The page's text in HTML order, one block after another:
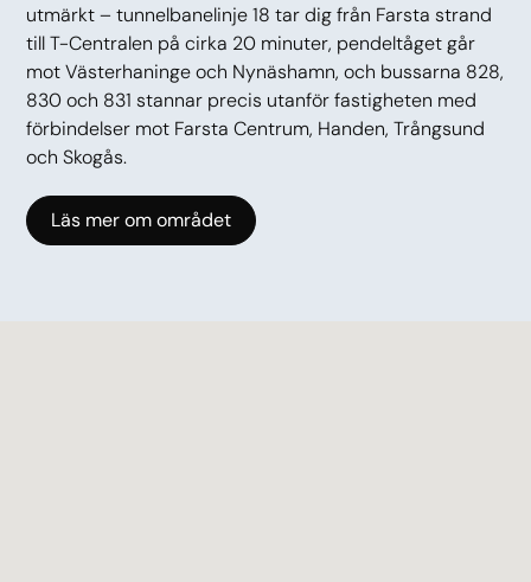
utmärkt – tunnelbanelinje 18 tar dig från Farsta strand
till T-Centralen på cirka 20 minuter, pendeltåget går
mot Västerhaninge och Nynäshamn, och bussarna 828,
830 och 831 stannar precis utanför fastigheten med
förbindelser mot Farsta Centrum, Handen, Trångsund
och Skogås.
Läs mer om området